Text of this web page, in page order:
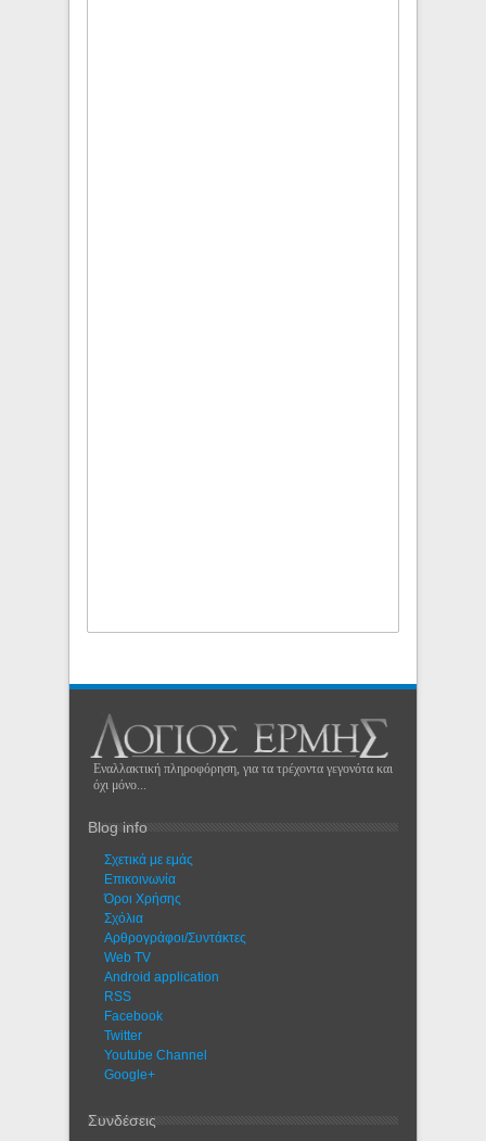
Εναλλακτική πληροφόρηση, για τα τρέχοντα γεγονότα και
όχι μόνο...
Blog info
Σχετικά με εμάς
Eπικοινωνία
Όροι Χρήσης
Σχόλια
Αρθρογράφοι/Συντάκτες
Web TV
Android application
RSS
Facebook
Twitter
Youtube Channel
Google+
Συνδέσεις